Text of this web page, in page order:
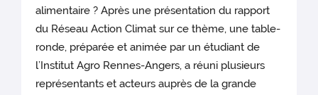
alimentaire ? Après une présentation du rapport
du Réseau Action Climat sur ce thème, une table-
ronde, préparée et animée par un étudiant de
l’Institut Agro Rennes-Angers, a réuni plusieurs
représentants et acteurs auprès de la grande